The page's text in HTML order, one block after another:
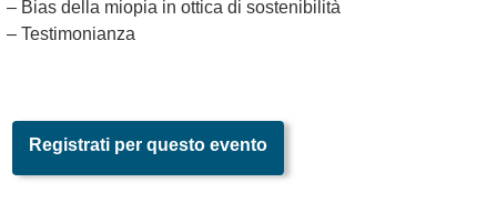
– Bias della miopia in ottica di sostenibilità
– Testimonianza
Registrati per questo evento